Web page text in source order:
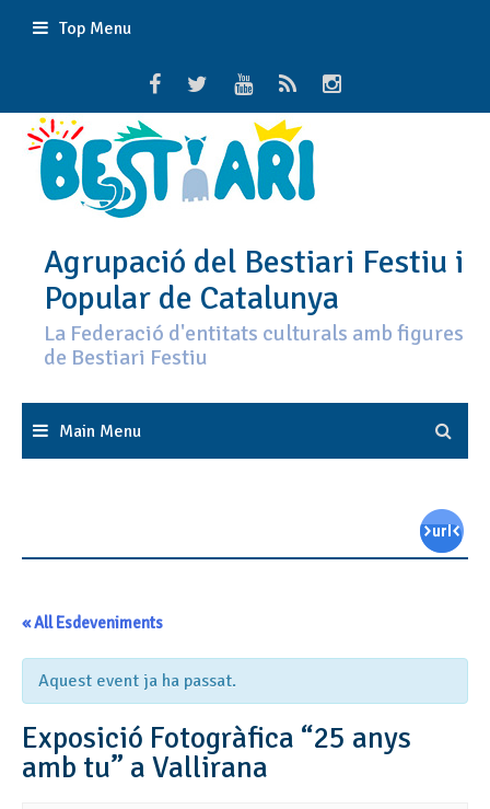
Top Menu
Agrupació del Bestiari Festiu i
Popular de Catalunya
La Federació d'entitats culturals amb figures
de Bestiari Festiu
Main Menu
« All Esdeveniments
Aquest event ja ha passat.
Exposició Fotogràfica “25 anys
amb tu” a Vallirana